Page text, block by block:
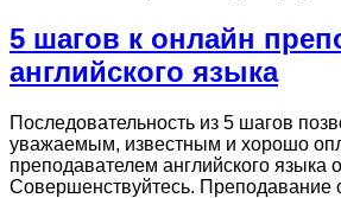
5 шагов к онлайн
английского языка
Последовательность из 5 шагов
уважаемым, известным и хорошо
преподавателем английского языка
Совершенствуйтесь. Преподавание